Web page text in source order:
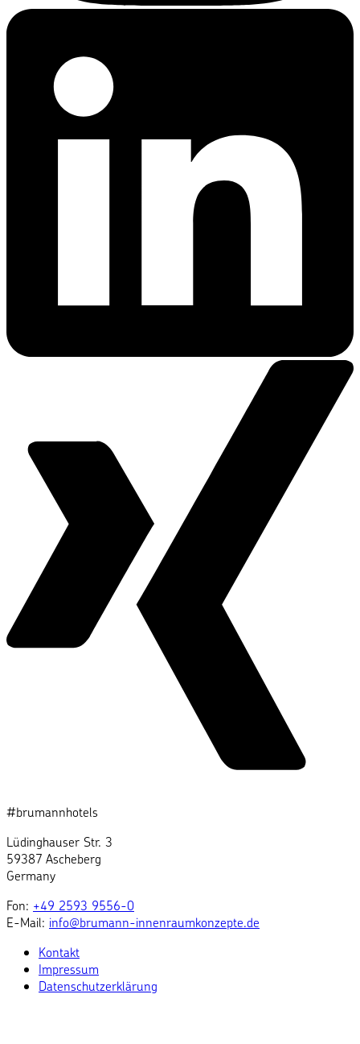
#brumannhotels
Lüdinghauser Str. 3
59387 Ascheberg
Germany
Fon: +49 2593 9556-0
E-Mail: info@brumann-innenraumkonzepte.de
Kontakt
Impressum
Datenschutzerklärung